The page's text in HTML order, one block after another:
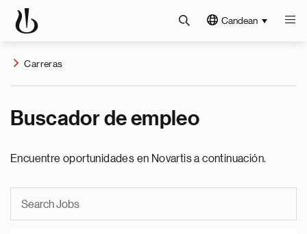
Candean
Carreras
Buscador de empleo
Encuentre oportunidades en Novartis a continuación.